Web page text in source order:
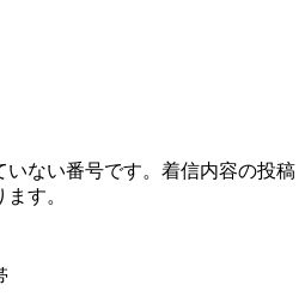
いない番号です。着信内容の投稿
す。